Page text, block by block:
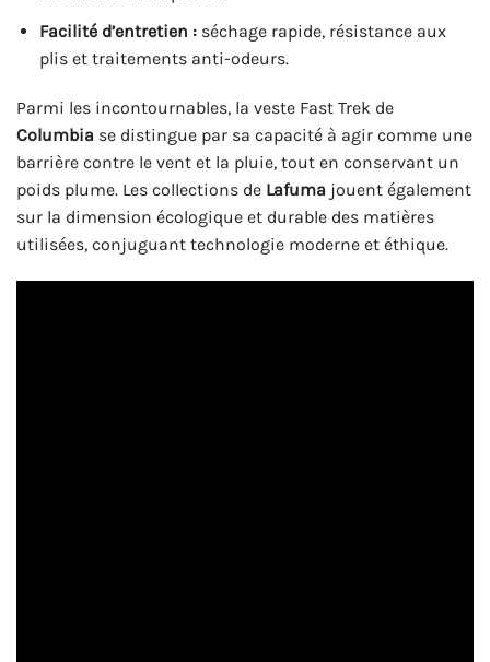
Facilité d’entretien :séchage rapide, résistance aux
plis et traitements anti-odeurs.
Parmi les incontournables, la veste Fast Trek de
Columbia se distingue par sa capacité à agir comme une
barrière contre le vent et la pluie, tout en conservant un
poids plume. Les collections de Lafuma jouent également
sur la dimension écologique et durable des matières
utilisées, conjuguant technologie moderne et éthique.